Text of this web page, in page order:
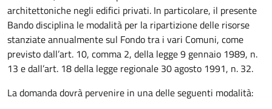
architettoniche negli edifici privati. In particolare, il presente
Bando disciplina le modalità per la ripartizione delle risorse
stanziate annualmente sul Fondo tra i vari Comuni, come
previsto dall’art. 10, comma 2, della legge 9 gennaio 1989, n.
13 e dall’art. 18 della legge regionale 30 agosto 1991, n. 32.
La domanda dovrà pervenire in una delle seguenti modalità: